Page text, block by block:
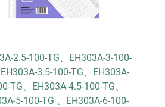
FB1013-HE | VREĆICA ZA
DOKUMENTE